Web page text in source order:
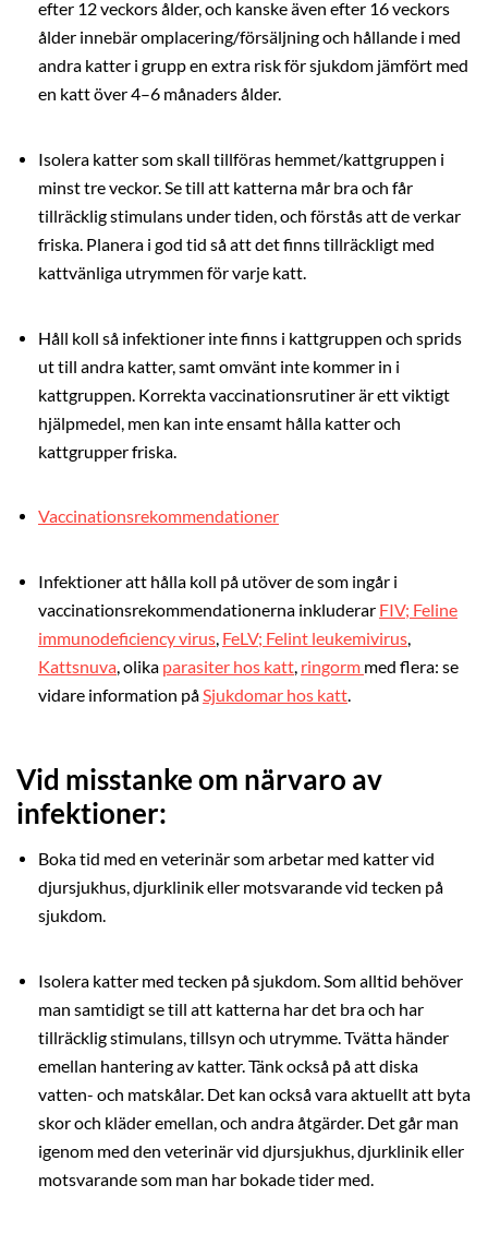
efter 12 veckors ålder, och kanske även efter 16 veckors
ålder innebär omplacering/försäljning och hållande i med
andra katter i grupp en extra risk för sjukdom jämfört med
en katt över 4–6 månaders ålder.
Isolera katter som skall tillföras hemmet/kattgruppen i
minst tre veckor. Se till att katterna mår bra och får
tillräcklig stimulans under tiden, och förstås att de verkar
friska. Planera i god tid så att det finns tillräckligt med
kattvänliga utrymmen för varje katt.
Håll koll så infektioner inte finns i kattgruppen och sprids
ut till andra katter, samt omvänt inte kommer in i
kattgruppen. Korrekta vaccinationsrutiner är ett viktigt
hjälpmedel, men kan inte ensamt hålla katter och
kattgrupper friska.
Vaccinationsrekommendationer
Infektioner att hålla koll på utöver de som ingår i
vaccinationsrekommendationerna inkluderar FIV; Feline
immunodeficiency virus, FeLV; Felint leukemivirus,
Kattsnuva,olika parasiter hos katt, ringorm med flera: se
vidare information påSjukdomar hos katt.
Vid misstanke om närvaro av
infektioner:
Boka tid med en veterinär som arbetar med katter vid
djursjukhus, djurklinik eller motsvarande vid tecken på
sjukdom.
Isolera katter med tecken på sjukdom. Som alltid behöver
man samtidigt se till att katterna har det bra och har
tillräcklig stimulans, tillsyn och utrymme. Tvätta händer
emellan hantering av katter. Tänk också på att diska
vatten- och matskålar. Det kan också vara aktuellt att byta
skor och kläder emellan, och andra åtgärder. Det går man
igenom med den veterinär vid djursjukhus, djurklinik eller
motsvarande som man har bokade tider med.